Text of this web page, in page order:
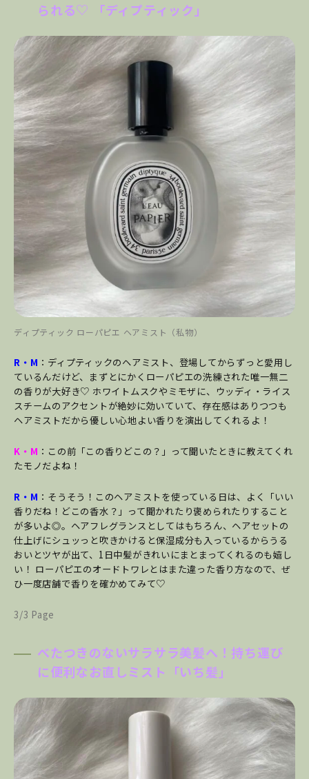
られる♡ 「ディプティック」
ディプティック ローパピエ ヘアミスト（私物）
R・M ：ディプティックのヘアミスト、登場してからずっと愛用し
ているんだけど、まずとにかくローパピエの洗練された唯一無二
の香りが大好き♡ ホワイトムスクやミモザに、ウッディ・ライス
スチームのアクセントが絶妙に効いていて、存在感はありつつも
ヘアミストだから優しい心地よい香りを演出してくれるよ！
K・M ：この前「この香りどこの？」って聞いたときに教えてくれ
たモノだよね！
R・M ：そうそう！このヘアミストを使っている日は、よく「いい
香りだね！どこの香水？」って聞かれたり褒められたりすること
が多いよ◎。ヘアフレグランスとしてはもちろん、ヘアセットの
仕上げにシュッっと吹きかけると保湿成分も入っているからうる
おいとツヤが出て、1日中髪がきれいにまとまってくれるのも嬉し
い！ ローパピエのオードトワレとはまた違った香り方なので、ぜ
ひ一度店舗で香りを確かめてみて♡
3/3 Page
べたつきのないサラサラ美髪へ！持ち運び
に便利なお直しミスト「いち髪」